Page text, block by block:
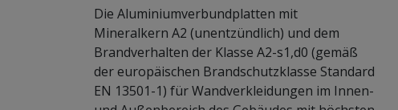
Die Aluminiumverbundplatten mit
Mineralkern A2 (unentzündlich) und dem
Brandverhalten der Klasse A2-s1,d0 (gemäß
der europäischen Brandschutzklasse Standard
EN 13501-1) für Wandverkleidungen im Innen-